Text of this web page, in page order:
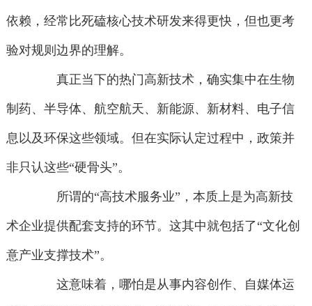
依赖，经常比死磕核心技术研发来得更快，但也更考
验对规则边界的理解。
真正当下的热门高新技术，确实集中在生物
制药、半导体、航空航天、新能源、新材料、电子信
息以及环保这些领域。但在实际认定过程中，政策并
非只认这些“硬骨头”。
所谓的“高技术服务业”，本质上是为高新技
术企业提供配套支持的环节。这其中就包括了“文化创
意产业支撑技术”。
这意味着，哪怕是从事内容创作、自媒体运